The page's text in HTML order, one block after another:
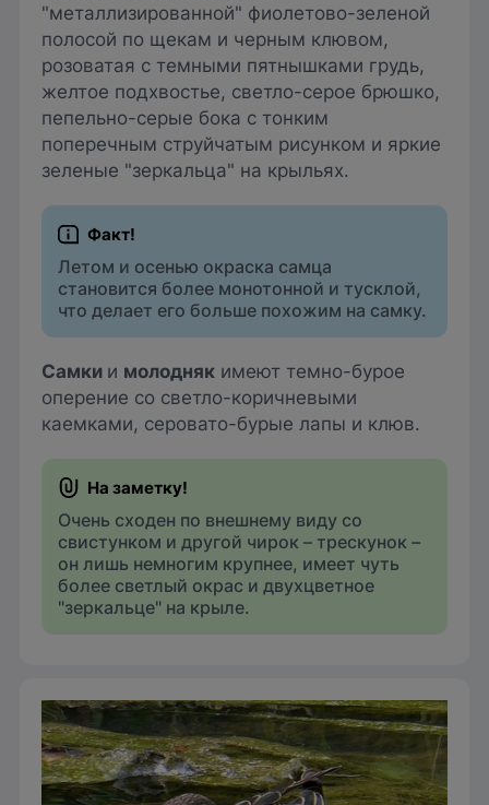
"металлизированной" фиолетово-зеленой
полосой по щекам и черным клювом,
розоватая с темными пятнышками грудь,
желтое подхвостье, светло-серое брюшко,
пепельно-серые бока с тонким
поперечным струйчатым рисунком и яркие
зеленые "зеркальца" на крыльях.
Летом и осенью окраска самца
становится более монотонной и тусклой,
что делает его больше похожим на самку.
Самки и молодняк имеют темно-бурое
оперение со светло-коричневыми
каемками, серовато-бурые лапы и клюв.
Очень сходен по внешнему виду со
свистунком и другой чирок – трескунок –
он лишь немногим крупнее, имеет чуть
более светлый окрас и двухцветное
"зеркальце" на крыле.